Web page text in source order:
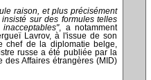
raison, et plus précisément
sur des formules telles
, a notamment
Lavrov, à l'issue de son
chef de la diplomatie belge,
russe a été publiée par la
des Affaires étrangères (MID)